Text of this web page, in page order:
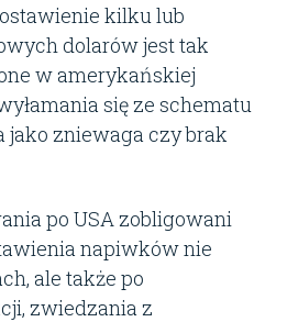
kilku lub
dolarów jest tak
w amerykańskiej
się ze schematu
jako zniewaga czy brak
po USA zobligowani
napiwków nie
ale także po
zwiedzania z